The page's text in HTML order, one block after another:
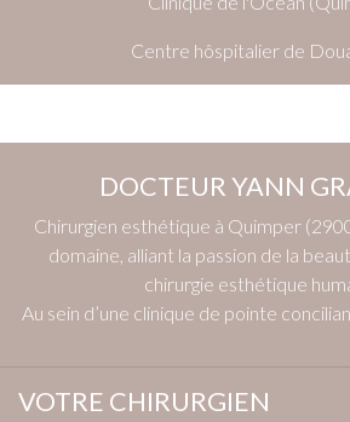
Centre hôspitalier de
DOCTEUR YANN
Chirurgien esthétique à Quimper
domaine, alliant la passion de la
chirurgie esthétique
Au sein d’une clinique de pointe
VOTRE CHIRURGIEN